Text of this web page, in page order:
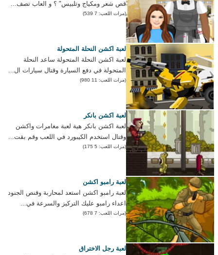
قص شعر ومكياج وتلبيس" ؟ و العاب تصف...
(مرات اللعب: 7 539)
لعبة اكشن النحلة المتحولة
لعبة اكشن النحلة المتحولة ساعد النحلة
المتحولة في دفع السيارة وقتال سيارات ال...
(مرات اللعب: 11 980)
لعبة اكشن بانكر
لعبة اكشن بانكر هية لعبة مغامرات واكشن
وقتال استخدم الكيبورد في اللعب وقم بقت...
(مرات اللعب: 5 175)
لعبة رامبو اكشن
لعبة رامبو اكشن استعد لمحاربة وقنص الجنود
اعداء رامبو عليك التركيز والسرعة في...
(مرات اللعب: 7 678)
لعبة رجل الاختراق